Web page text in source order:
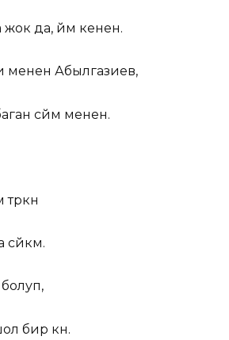
да, үйүм кенен.
Абылгазиев,
сүйүүм менен.
болуп,
бир күн.